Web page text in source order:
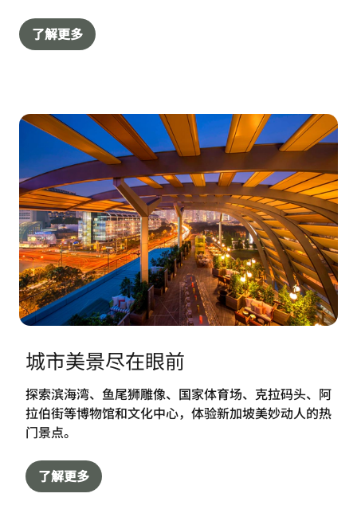
了解更多
城市美景尽在眼前
探索滨海湾、鱼尾狮雕像、国家体育场、克拉码头、阿
拉伯街等博物馆和文化中心，体验新加坡美妙动人的热
门景点。
了解更多